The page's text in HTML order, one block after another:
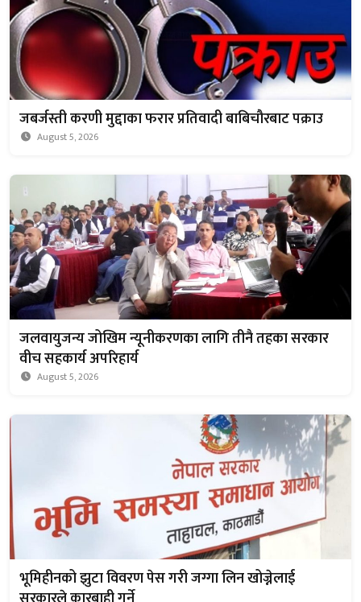
जबर्जस्ती करणी मुद्दाका फरार प्रतिवादी बाबिचौरबाट पक्राउ
August 5, 2026
जलवायुजन्य जोखिम न्यूनीकरणका लागि तीनै तहका सरकार
वीच सहकार्य अपरिहार्य
August 5, 2026
भूमिहीनको झुटा विवरण पेस गरी जग्गा लिन खोज्नेलाई